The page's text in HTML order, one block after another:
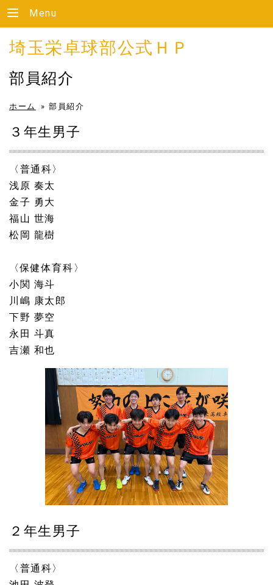
Menu
埼玉栄卓球部公式ＨＰ
部員紹介
ホーム » 部員紹介
３年生男子
〈普通科〉
浅原 奏太
金子 勇大
福山 世海
松岡 龍樹
〈保健体育科〉
小関 海斗
川嶋 康太郎
下野 夢空
永田 斗真
吉瀬 和也
２年生男子
〈普通科〉